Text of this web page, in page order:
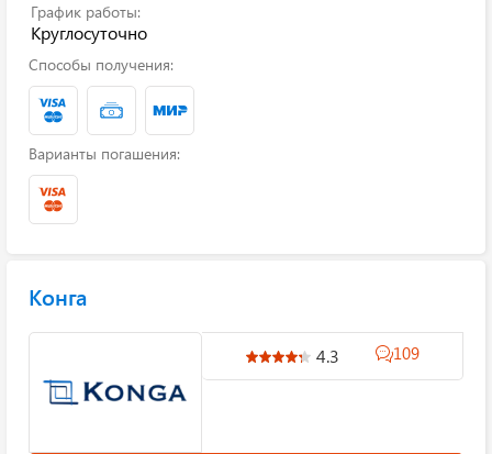
График работы:
Круглосуточно
Способы получения:
Варианты погашения:
Конга
4.3 109